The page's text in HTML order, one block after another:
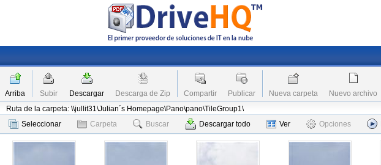
Arriba Subir Descargar Descarga de Zip Compartir Publicar Nueva carpeta Nuevo archivo
Ruta de la carpeta: \\jullit31\Julian´s Homepage\Pano\pano\TileGroup1\
Seleccionar
Carpeta Buscar Descargar todo Ver Opciones